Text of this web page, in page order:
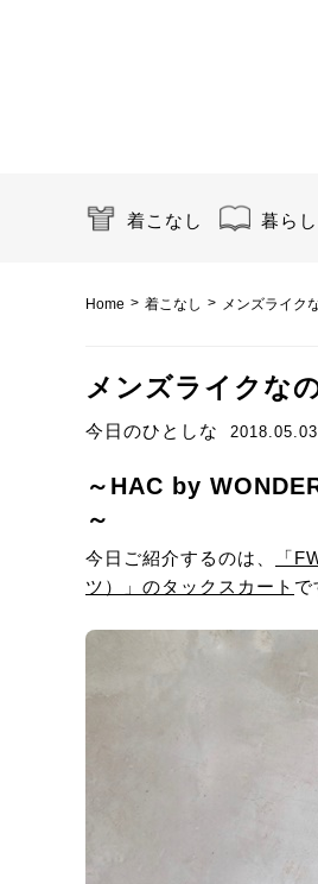
着こなし 暮らし
Home > 着こなし > メンズライク
メンズライクな
今日のひとしな 2018.05.03
～HAC by
～
今日ご紹介するのは、
「
ツ）」のタックスカート で